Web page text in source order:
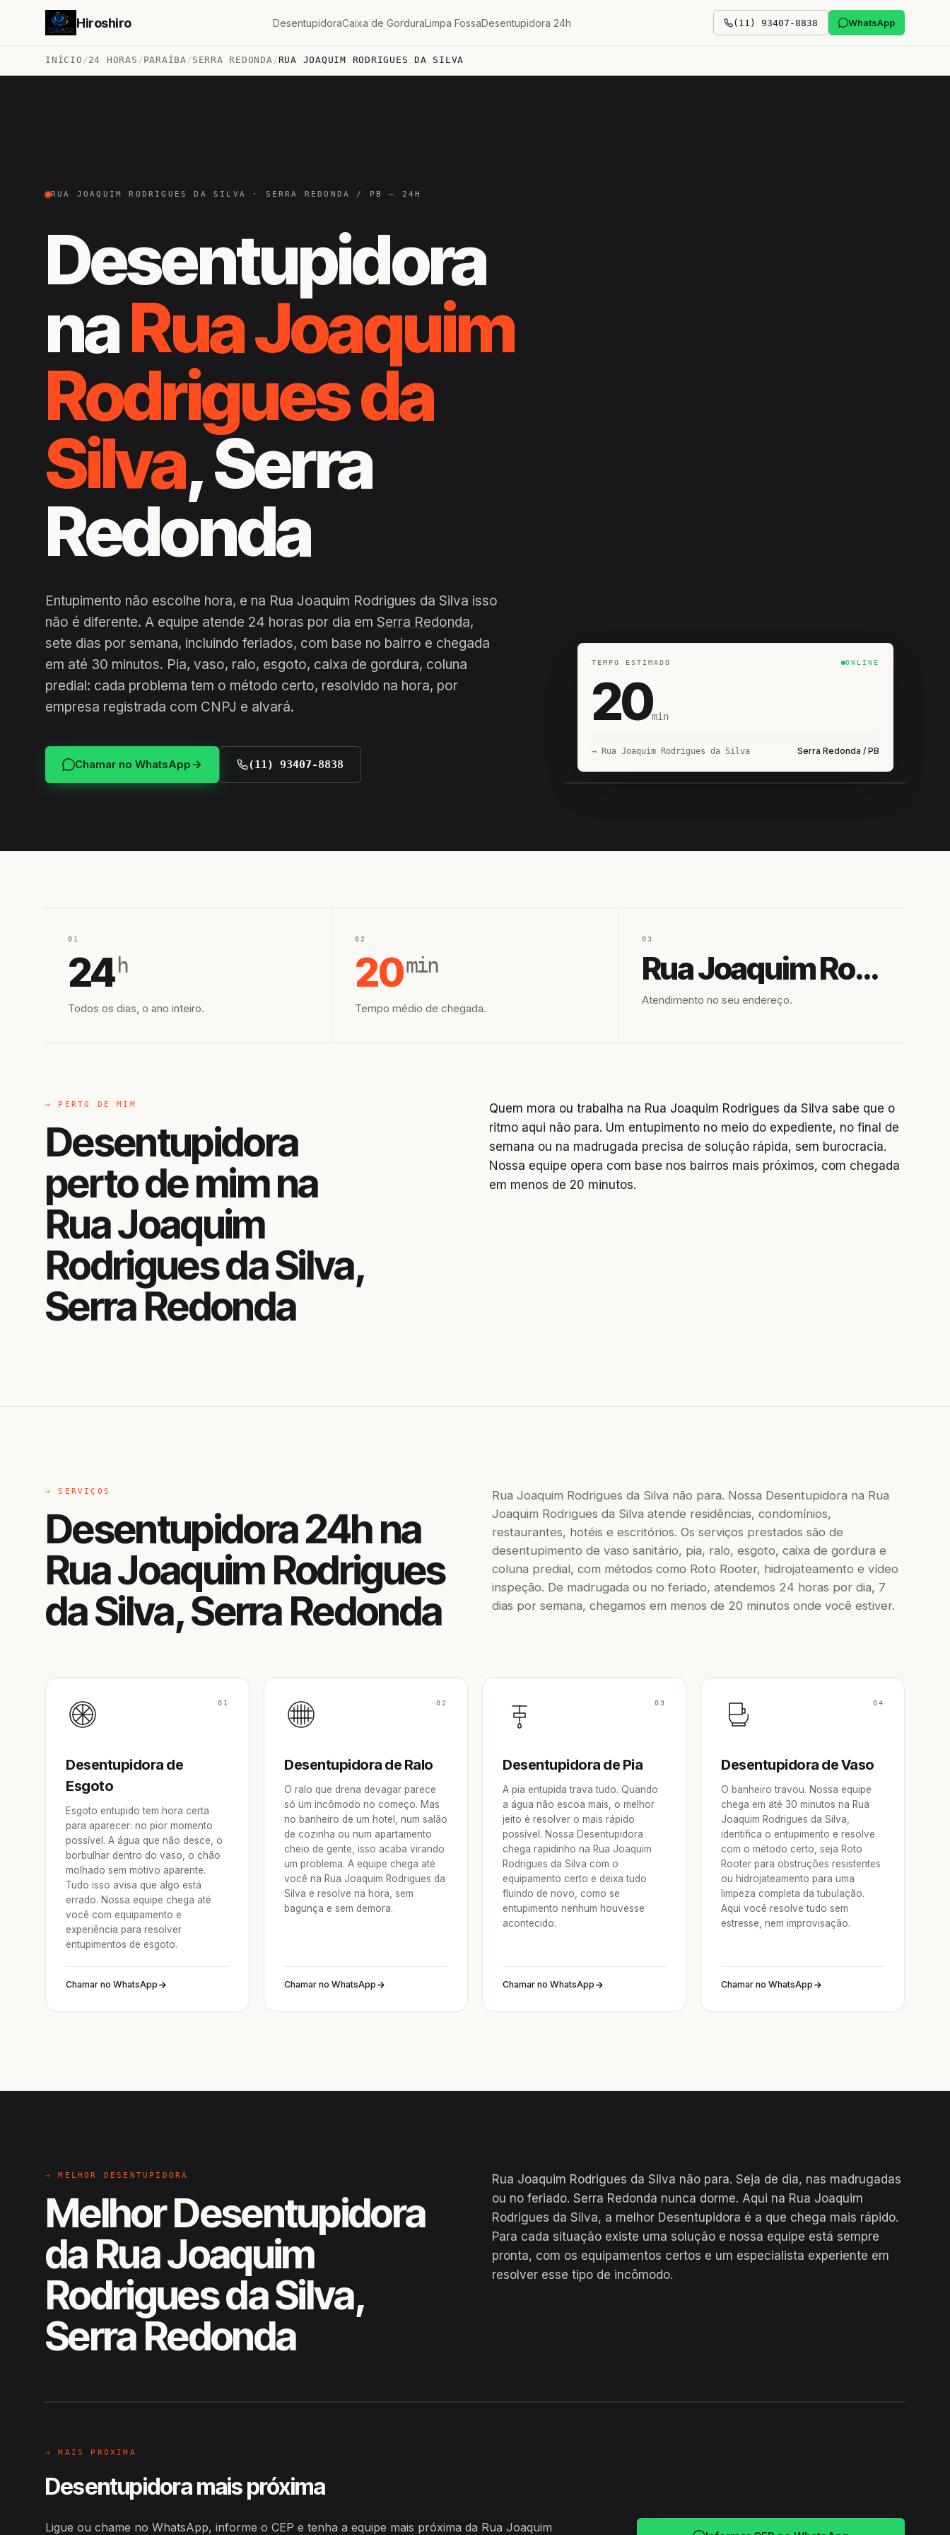
Hiroshiro DesentupidoraCaixa de GorduraLimpa FossaDesentupidora 24h (11) 93407-8838 WhatsApp
INÍCIO /24 HORAS /PARAÍBA /SERRA REDONDA /RUA JOAQUIM RODRIGUES DA SILVA
RUA JOAQUIM RODRIGUES DA SILVA · SERRA REDONDA / PB — 24H
Desentupidora
naRua Joaquim
Rodrigues da
Silva, Serra
Redonda
Entupimento não escolhe hora, e na Rua Joaquim Rodrigues da Silva isso
não é diferente. A equipe atende 24 horas por dia em Serra Redonda,
sete dias por semana, incluindo feriados, com base no bairro e chegada
em até 30 minutos. Pia, vaso, ralo, esgoto, caixa de gordura, coluna
predial: cada problema tem o método certo, resolvido na hora, por
empresa registrada com CNPJ e alvará.
Chamar no WhatsApp (11) 93407-8838
TEMPO ESTIMADO ONLINE
20min
→ Rua Joaquim Rodrigues da Silva Serra Redonda / PB
01
24 h
Todos os dias, o ano inteiro.
02
20min
Tempo médio de chegada.
03
Rua Joaquim Rodrigues da Silva
Atendimento no seu endereço.
→ PERTO DE MIM
Desentupidora
perto de mim na
Rua Joaquim
Rodrigues da Silva,
Serra Redonda
Quem mora ou trabalha na Rua Joaquim Rodrigues da Silva sabe que o
ritmo aqui não para. Um entupimento no meio do expediente, no final de
semana ou na madrugada precisa de solução rápida, sem burocracia.
Nossa equipe opera com base nos bairros mais próximos, com chegada
em menos de 20 minutos.
→ SERVIÇOS
Desentupidora 24h na
Rua Joaquim Rodrigues
da Silva, Serra Redonda
Rua Joaquim Rodrigues da Silva não para. Nossa Desentupidora na Rua
Joaquim Rodrigues da Silva atende residências, condomínios,
restaurantes, hotéis e escritórios. Os serviços prestados são de
desentupimento de vaso sanitário, pia, ralo, esgoto, caixa de gordura e
coluna predial, com métodos como Roto Rooter, hidrojateamento e vídeo
inspeção. De madrugada ou no feriado, atendemos 24 horas por dia, 7
dias por semana, chegamos em menos de 20 minutos onde você estiver.
01
Desentupidora de
Esgoto
Esgoto entupido tem hora certa
para aparecer: no pior momento
possível. A água que não desce, o
borbulhar dentro do vaso, o chão
molhado sem motivo aparente.
Tudo isso avisa que algo está
errado. Nossa equipe chega até
você com equipamento e
experiência para resolver
entupimentos de esgoto.
Chamar no WhatsApp
02
Desentupidora de Ralo
O ralo que drena devagar parece
só um incômodo no começo. Mas
no banheiro de um hotel, num salão
de cozinha ou num apartamento
cheio de gente, isso acaba virando
um problema. A equipe chega até
você na Rua Joaquim Rodrigues da
Silva e resolve na hora, sem
bagunça e sem demora.
Chamar no WhatsApp
03
Desentupidora de Pia
A pia entupida trava tudo. Quando
a água não escoa mais, o melhor
jeito é resolver o mais rápido
possível. Nossa Desentupidora
chega rapidinho na Rua Joaquim
Rodrigues da Silva com o
equipamento certo e deixa tudo
fluindo de novo, como se
entupimento nenhum houvesse
acontecido.
Chamar no WhatsApp
04
Desentupidora de Vaso
O banheiro travou. Nossa equipe
chega em até 30 minutos na Rua
Joaquim Rodrigues da Silva,
identifica o entupimento e resolve
com o método certo, seja Roto
Rooter para obstruções resistentes
ou hidrojateamento para uma
limpeza completa da tubulação.
Aqui você resolve tudo sem
estresse, nem improvisação.
Chamar no WhatsApp
→ MELHOR DESENTUPIDORA
Melhor Desentupidora
da Rua Joaquim
Rodrigues da Silva,
Serra Redonda
Rua Joaquim Rodrigues da Silva não para. Seja de dia, nas madrugadas
ou no feriado. Serra Redonda nunca dorme. Aqui na Rua Joaquim
Rodrigues da Silva, a melhor Desentupidora é a que chega mais rápido.
Para cada situação existe uma solução e nossa equipe está sempre
pronta, com os equipamentos certos e um especialista experiente em
resolver esse tipo de incômodo.
EM CAMPO
→ MAIS PRÓXIMA
Desentupidora mais próxima
Ligue ou chame no WhatsApp, informe o CEP e tenha a equipe mais próxima da Rua Joaquim